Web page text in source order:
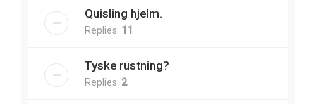
Quisling hjelm.
Replies: 11
Tyske rustning?
Replies: 2